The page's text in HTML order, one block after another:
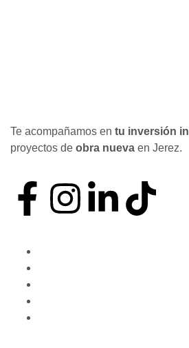
Te acompañamos en tu inversión
proyectos de obra nueva en Jerez.